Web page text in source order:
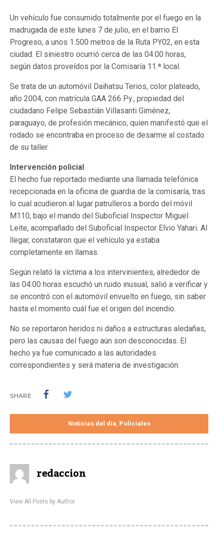
Un vehículo fue consumido totalmente por el fuego en la
madrugada de este lunes 7 de julio, en el barrio El
Progreso, a unos 1.500 metros de la Ruta PY02, en esta
ciudad. El siniestro ocurrió cerca de las 04:00 horas,
según datos proveídos por la Comisaría 11.ª local.
Se trata de un automóvil Daihatsu Terios, color plateado,
año 2004, con matrícula GAA 266 Py., propiedad del
ciudadano Felipe Sebastián Villasanti Giménez,
paraguayo, de profesión mecánico, quien manifestó que el
rodado se encontraba en proceso de desarme al costado
de su taller.
Intervención policial
El hecho fue reportado mediante una llamada telefónica
recepcionada en la oficina de guardia de la comisaría, tras
lo cual acudieron al lugar patrulleros a bordo del móvil
M110, bajo el mando del Suboficial Inspector Miguel
Leite, acompañado del Suboficial Inspector Elvio Yahari. Al
llegar, constataron que el vehículo ya estaba
completamente en llamas.
Según relató la víctima a los intervinientes, alrededor de
las 04:00 horas escuchó un ruido inusual, salió a verificar y
se encontró con el automóvil envuelto en fuego, sin saber
hasta el momento cuál fue el origen del incendio.
No se reportaron heridos ni daños a estructuras aledañas,
pero las causas del fuego aún son desconocidas. El
hecho ya fue comunicado a las autoridades
correspondientes y será materia de investigación.
SHARE
Noticias del día, Policiales
redaccion
View All Posts by Author